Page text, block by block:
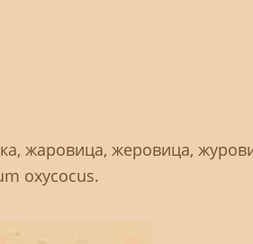
жаровица, жеровица,
oxycocus.